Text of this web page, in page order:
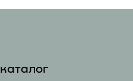
каталог